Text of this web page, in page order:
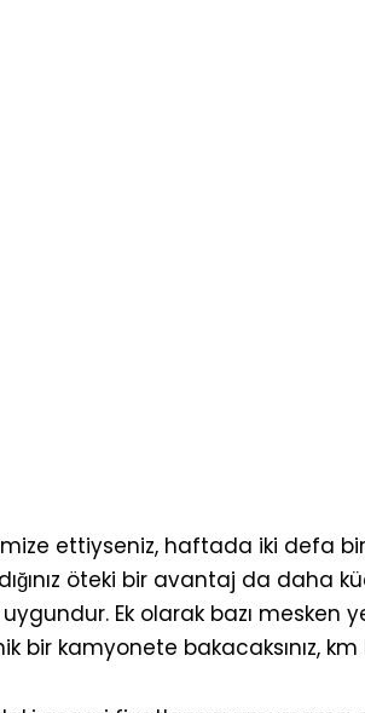
ettiyseniz, haftada iki defa
öteki bir avantaj da daha
Ek olarak bazı
bir kamyonete bakacaksınız,